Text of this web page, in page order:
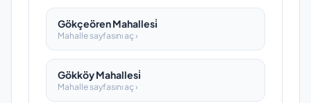
Gökçeören Mahallesi̇
Mahalle sayfasını aç ›
Gökköy Mahallesi̇
Mahalle sayfasını aç ›